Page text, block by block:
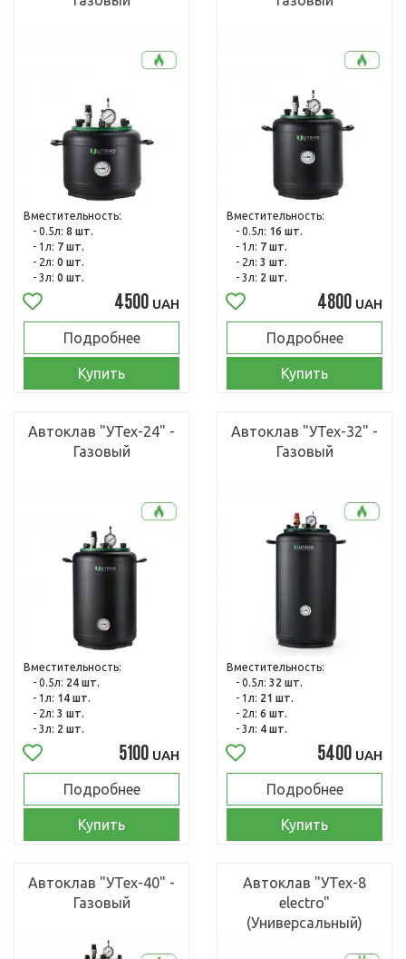
Вместительность:
- 0.5л: 8 шт.
- 1л: 7 шт.
- 2л: 0 шт.
- 3л: 0 шт.
4500 UAH
Подробнее
Купить
Вместительность:
- 0.5л: 16 шт.
- 1л: 7 шт.
- 2л: 3 шт.
- 3л: 2 шт.
4800 UAH
Подробнее
Купить
Автоклав "УТех-24" -
Газовый
Вместительность:
- 0.5л: 24 шт.
- 1л: 14 шт.
- 2л: 3 шт.
- 3л: 2 шт.
5100 UAH
Подробнее
Купить
Автоклав "УТех-32" -
Газовый
Вместительность:
- 0.5л: 32 шт.
- 1л: 21 шт.
- 2л: 6 шт.
- 3л: 4 шт.
5400 UAH
Подробнее
Купить
Автоклав "УТех-40" -
Газовый
Автоклав "УТех-8
electro"
(Универсальный)